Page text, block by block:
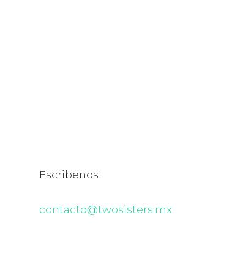
Escribenos:
contacto@twosisters.mx